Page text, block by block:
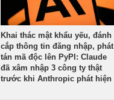
Khai thác mật khẩu yếu, đánh
cắp thông tin đăng nhập, phát
tán mã độc lên PyPI: Claude
đã xâm nhập 3 công ty thật
trước khi Anthropic phát hiện